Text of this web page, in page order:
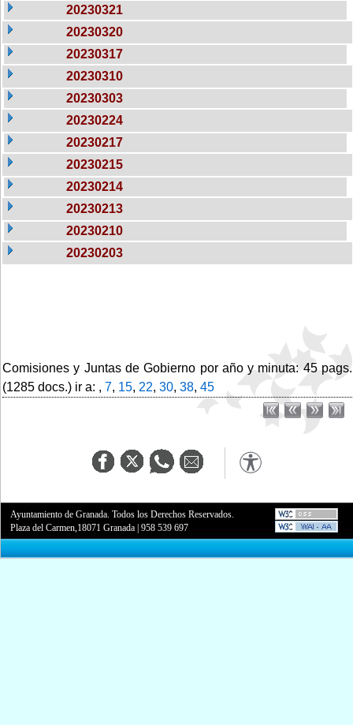
20230321
20230320
20230317
20230310
20230303
20230224
20230217
20230215
20230214
20230213
20230210
20230203
Comisiones y Juntas de Gobierno por año y minuta: 45 pags.
(1285 docs.) ir a: , 7, 15, 22, 30, 38, 45
Ayuntamiento de Granada. Todos los Derechos Reservados.
Plaza del Carmen,18071 Granada |958 539 697